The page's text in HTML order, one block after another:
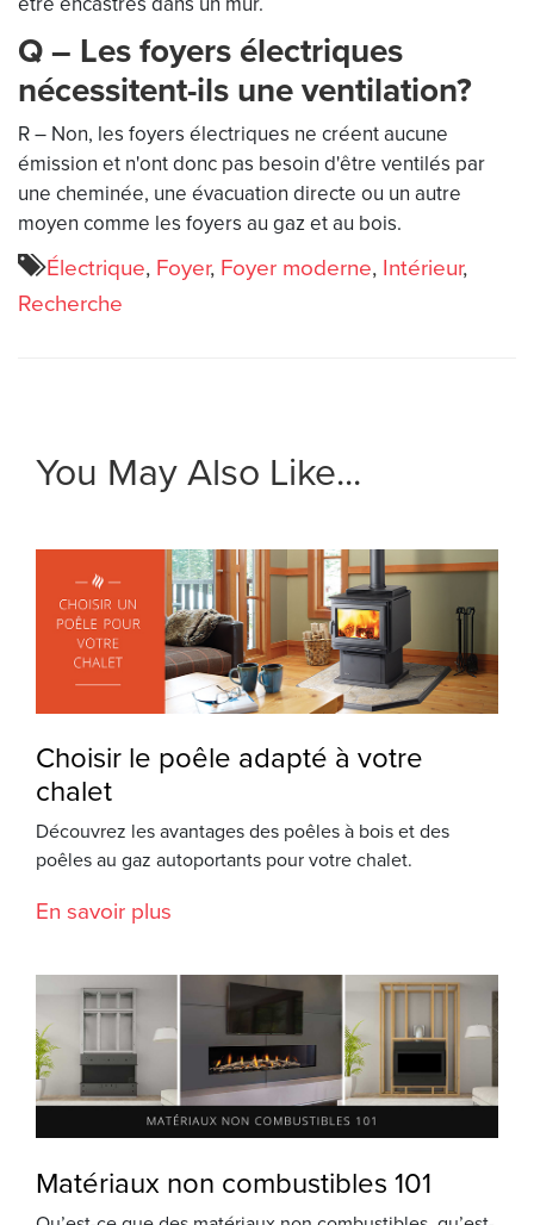
Q – Les foyers électriques
nécessitent-ils une ventilation?
R – Non, les foyers électriques ne créent aucune
émission et n'ont donc pas besoin d'être ventilés par
une cheminée, une évacuation directe ou un autre
moyen comme les foyers au gaz et au bois.
Électrique, Foyer, Foyer moderne, Intérieur,
Recherche
You May Also Like...
Choisir le poêle adapté à votre
chalet
Découvrez les avantages des poêles à bois et des
poêles au gaz autoportants pour votre chalet.
En savoir plus
Matériaux non combustibles 101